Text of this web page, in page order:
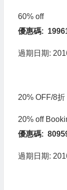
60% off
優惠碼:
過期日期:
20% OFF/8折
20% off
優惠碼:
過期日期: